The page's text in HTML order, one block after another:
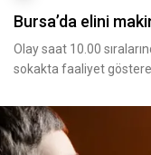
Bursa’da elini
Olay saat 10.00
sokakta faaliyet